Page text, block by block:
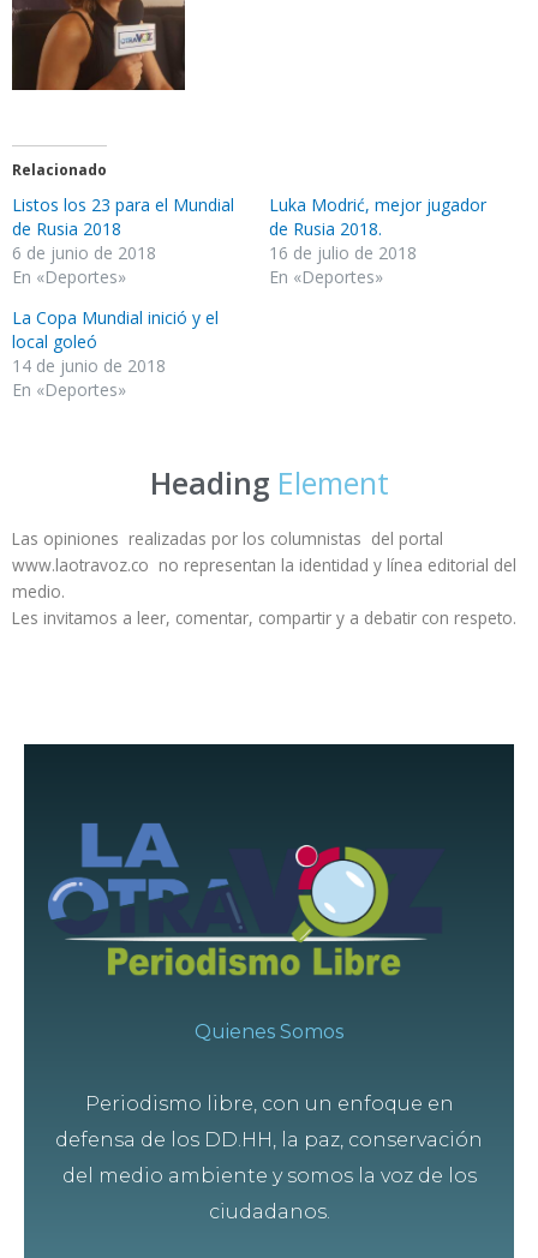
Relacionado
Listos los 23 para el Mundial
de Rusia 2018
6 de junio de 2018
En «Deportes»
Luka Modrić, mejor jugador
de Rusia 2018.
16 de julio de 2018
En «Deportes»
La Copa Mundial inició y el
local goleó
14 de junio de 2018
En «Deportes»
Heading Element
Las opiniones realizadas por los columnistas del portal
www.laotravoz.co no representan la identidad y línea editorial del
medio.
Les invitamos a leer, comentar, compartir y a debatir con respeto.
Quienes Somos
Periodismo libre, con un enfoque en
defensa de los DD.HH, la paz, conservación
del medio ambiente y somos la voz de los
ciudadanos.